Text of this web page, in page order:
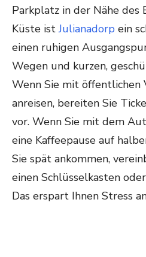
Parkplatz in der Nähe des
Küste istJulianadorp ein
einen ruhigen
Wegen und kurzen,
Wenn Sie mit öffentlichen
anreisen, bereiten Sie
vor. Wenn Sie mit dem
eine Kaffeepause auf
Sie spät ankommen,
einen Schlüsselkasten
Das erspart Ihnen Stress